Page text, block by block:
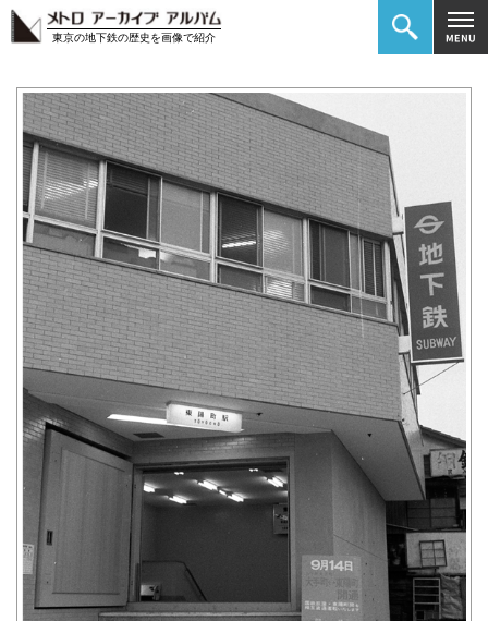
東京の地下鉄の歴史を画像で紹介